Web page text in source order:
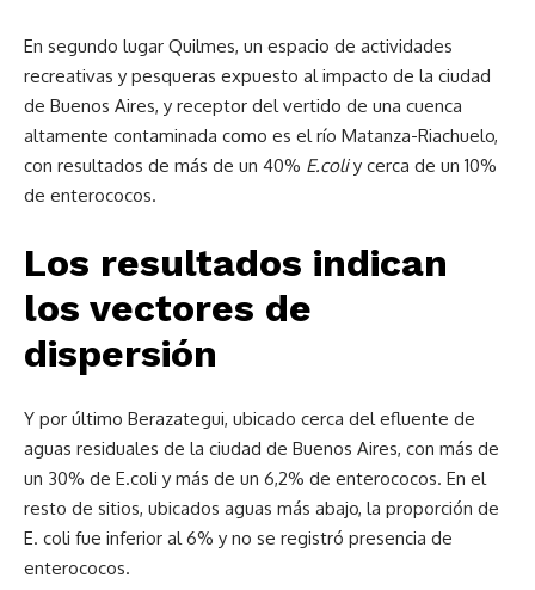
En segundo lugar Quilmes, un espacio de actividades
recreativas y pesqueras expuesto al impacto de la ciudad
de Buenos Aires, y receptor del vertido de una cuenca
altamente contaminada como es el río Matanza-Riachuelo,
con resultados de más de un 40% E.coliy cerca de un 10%
de enterococos.
Los resultados indican
los vectores de
dispersión
Y por último Berazategui, ubicado cerca del efluente de
aguas residuales de la ciudad de Buenos Aires, con más de
un 30% de E.coli y más de un 6,2% de enterococos. En el
resto de sitios, ubicados aguas más abajo, la proporción de
E. coli fue inferior al 6% y no se registró presencia de
enterococos.